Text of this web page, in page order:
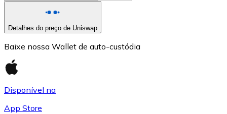
Detalhes do preço de Uniswap
Baixe nossa Wallet de auto-custódia
Disponível na
App Store